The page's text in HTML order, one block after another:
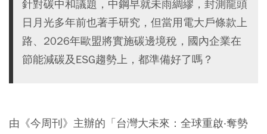
針對碳中和議題，中鋼早就未雨綢繆，封測龍頭
日月光多年前也著手研究，但當用電大戶條款上
路、2026年歐盟將實施碳邊境稅，國內企業在
節能減碳及ESG趨勢上，都準備好了嗎？
由《今周刊》主辦的「台灣大未來：全球重啟‧奪勢